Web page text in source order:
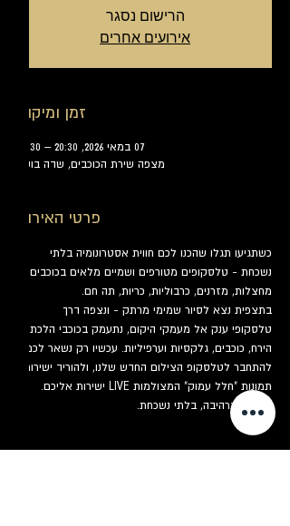
הרישום נסגר
אירועים אחרים
זמן ומיקום
07 במאי 2026, 20:30 – 22:30
מצפה שירת הכוכבים, שדה בוקר
פרטי האירוע
כשתגיעו תגלו שהכנו לכם חווית אסטרונומיה בלתי
נשכחת - טלסקופים מטורפים ושמיים מלאים בכוכבים:
מחצלות, מזרנים, כרבוליות, כריות, תה חם.
בתצפית נצא לסיור שמימי מרתק - ונצפה דרך
טלסקופי ענק אל מעמקי היקום, נתעמק בכוכבי הלכת,
הירח, כוכבים, גלקסיות וערפיליות. עכשיו רק נשאר לכם
להתחבר לטלסקופ הצילום החדש שלנו, ולהוריד ישירות
תמונות "חלל עמוק" המצולמות LIVE ישירות אליכם.
מזכרת מרהיבה, בלתי נשכחת.